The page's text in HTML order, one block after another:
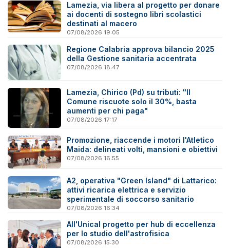
Lamezia, via libera al progetto per donare
ai docenti di sostegno libri scolastici
destinati al macero
07/08/2026 19:05
Regione Calabria approva bilancio 2025
della Gestione sanitaria accentrata
07/08/2026 18:47
Lamezia, Chirico (Pd) su tributi: "Il
Comune riscuote solo il 30%, basta
aumenti per chi paga"
07/08/2026 17:17
Promozione, riaccende i motori l'Atletico
Maida: delineati volti, mansioni e obiettivi
07/08/2026 16:55
A2, operativa "Green Island" di Lattarico:
attivi ricarica elettrica e servizio
sperimentale di soccorso sanitario
07/08/2026 16:34
All'Unical progetto per hub di eccellenza
per lo studio dell'astrofisica
07/08/2026 15:30